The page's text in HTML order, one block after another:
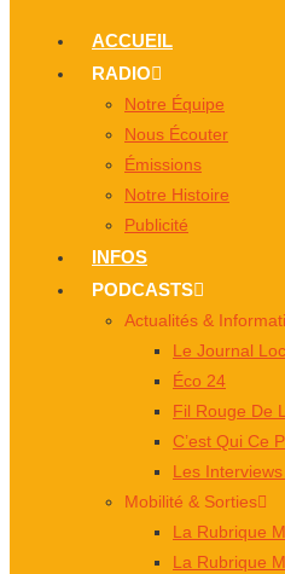
ACCUEIL
RADIO
Notre Équipe
Nous Écouter
Émissions
Notre Histoire
Publicité
INFOS
PODCASTS
Actualités &
Le Journal
Éco 24
Fil Rouge De
C’est Qui Ce
Les
Mobilité & Sorties
La Rubrique
La Rubrique